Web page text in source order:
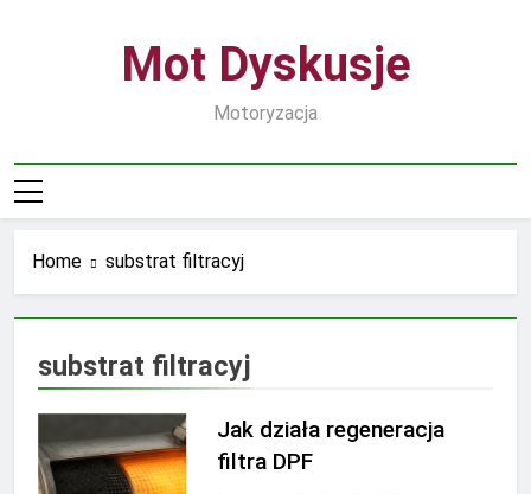
Mot Dyskusje
Motoryzacja
Home substrat filtracyj
substrat filtracyj
Jak działa regeneracja
filtra DPF